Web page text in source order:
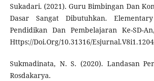
Sukadari. (2021). Guru Bimbingan Dan
Dasar Sangat Dibutuhkan.
Pendidikan Dan Pembelajaran Ke-SD-
Https://Doi.Org/10.31316/Esjurnal.V8i1.1204
Sukmadinata, N. S. (2020). Landasan
Rosdakarya.